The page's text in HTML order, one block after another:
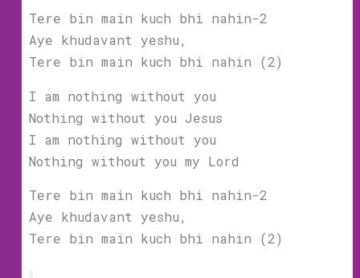
Tere bin main kuch bhi nahin-2
Aye khudavant yeshu,
Tere bin main kuch bhi nahin (2)
I am nothing without you
Nothing without you Jesus
I am nothing without you
Nothing without you my Lord
Tere bin main kuch bhi nahin-2
Aye khudavant yeshu,
Tere bin main kuch bhi nahin (2)